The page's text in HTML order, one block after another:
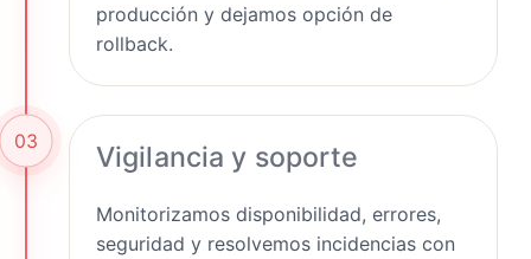
producción y dejamos opción de
rollback.
03 Vigilancia y soporte
Monitorizamos disponibilidad, errores,
seguridad y resolvemos incidencias con